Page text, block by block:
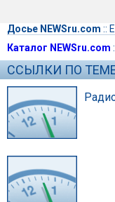
Досье NEWSru.com ::
Каталог NEWSru.com
ССЫЛКИ ПО